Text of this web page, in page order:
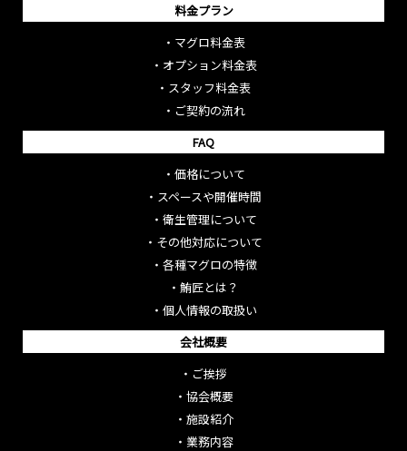
料金プラン
・ マグロ料金表
・ オプション料金表
・ スタッフ料金表
・ ご契約の流れ
FAQ
・ 価格について
・ スペースや開催時間
・ 衛生管理について
・ その他対応について
・ 各種マグロの特徴
・ 鮪匠とは？
・ 個人情報の取扱い
会社概要
・ ご挨拶
・ 協会概要
・ 施設紹介
・ 業務内容